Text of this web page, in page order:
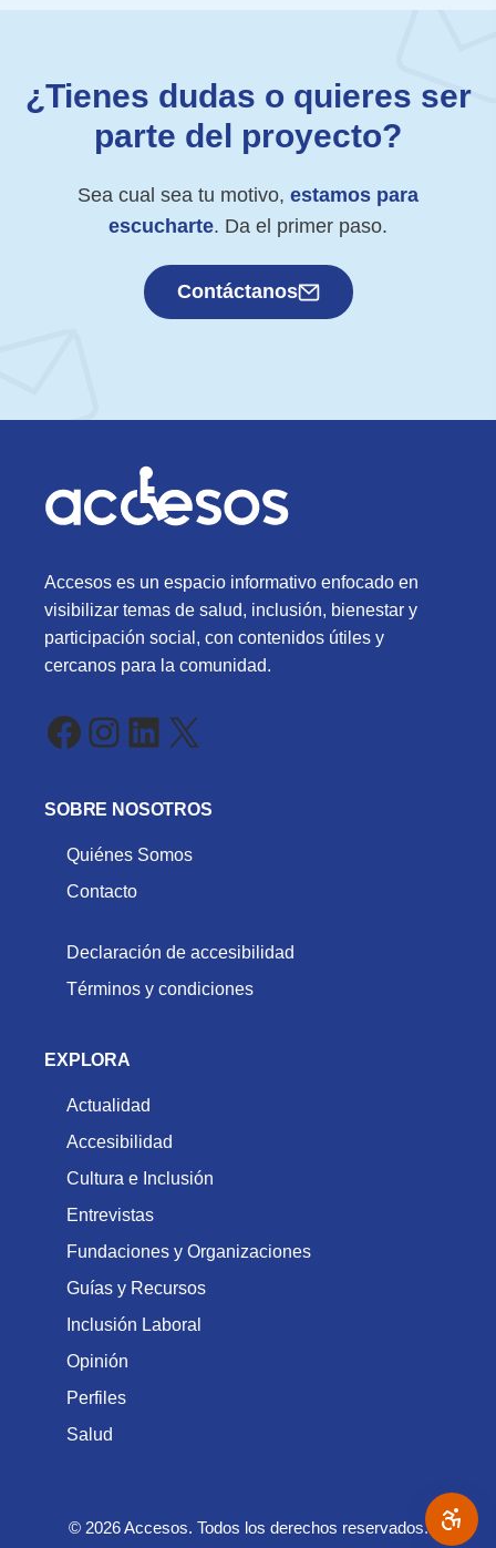
¿Tienes dudas o quieres ser
parte del proyecto?
Sea cual sea tu motivo, estamos para
escucharte. Da el primer paso.
Contáctanos
Accesos es un espacio informativo enfocado en
visibilizar temas de salud, inclusión, bienestar y
participación social, con contenidos útiles y
cercanos para la comunidad.
Facebook
Instagram
LinkedIn
X
SOBRE NOSOTROS
Quiénes Somos
Contacto
Declaración de accesibilidad
Términos y condiciones
EXPLORA
Actualidad
Accesibilidad
Cultura e Inclusión
Entrevistas
Fundaciones y Organizaciones
Guías y Recursos
Inclusión Laboral
Opinión
Perfiles
Salud
© 2026 Accesos. Todos los derechos reservados.